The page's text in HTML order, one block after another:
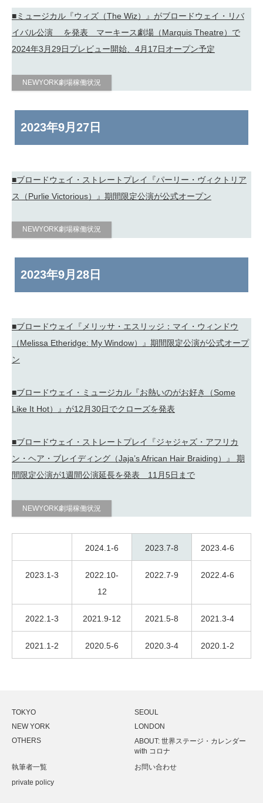
■ミュージカル『ウィズ（The Wiz）』がブロードウェイ・リバ
イバル公演 を発表 マーキース劇場（Marquis Theatre）で
2024年3月29日プレビュー開始、4月17日オープン予定
NEWYORK劇場稼働状況
2023年9月27日
■ブロードウェイ・ストレートプレイ『パーリー・ヴィクトリア
ス（Purlie Victorious）』期間限定公演が公式オープン
NEWYORK劇場稼働状況
2023年9月28日
■ブロードウェイ『メリッサ・エスリッジ：マイ・ウィンドウ
（Melissa Etheridge: My Window）』期間限定公演が公式オープ
ン
■ブロードウェイ・ミュージカル『お熱いのがお好き（Some
Like It Hot）』が12月30日でクローズを発表
■ブロードウェイ・ストレートプレイ『ジャジャズ・アフリカ
ン・ヘア・ブレイディング（Jaja’s African Hair Braiding）』 期
間限定公演が1週間公演延長を発表 11月5日まで
NEWYORK劇場稼働状況
2024.1-6 2023.7-8 2023.4-6
2023.1-3
2022.10-
12
2022.7-9 2022.4-6
2022.1-3 2021.9-12 2021.5-8 2021.3-4
2021.1-2 2020.5-6 2020.3-4 2020.1-2
TOKYO
SEOUL
NEW YORK
LONDON
OTHERS
ABOUT: 世界ステージ・カレンダー
with コロナ
執筆者一覧
お問い合わせ
private policy